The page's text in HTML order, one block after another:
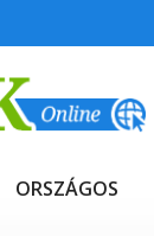
ORSZÁGOS